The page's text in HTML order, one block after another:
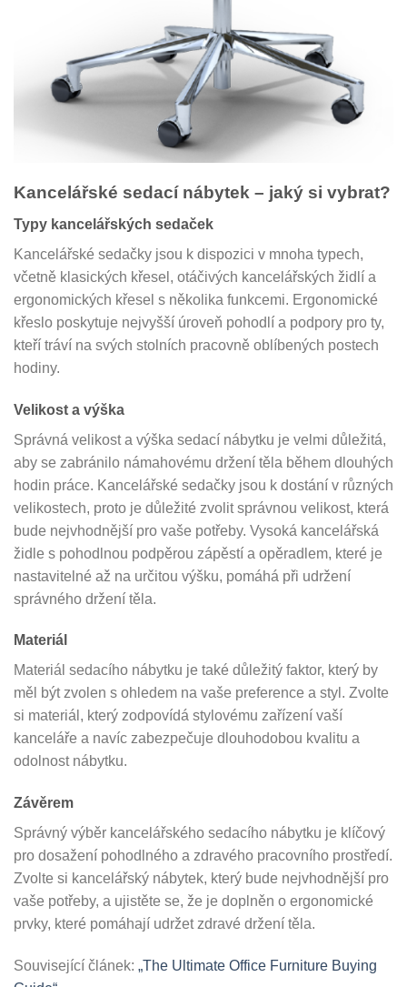
Kancelářské sedací nábytek – jaký si vybrat?
Typy kancelářských sedaček
Kancelářské sedačky jsou k dispozici v mnoha typech,
včetně klasických křesel, otáčivých kancelářských židlí a
ergonomických křesel s několika funkcemi. Ergonomické
křeslo poskytuje nejvyšší úroveň pohodlí a podpory pro ty,
kteří tráví na svých stolních pracovně oblíbených postech
hodiny.
Velikost a výška
Správná velikost a výška sedací nábytku je velmi důležitá,
aby se zabránilo námahovému držení těla během dlouhých
hodin práce. Kancelářské sedačky jsou k dostání v různých
velikostech, proto je důležité zvolit správnou velikost, která
bude nejvhodnější pro vaše potřeby. Vysoká kancelářská
židle s pohodlnou podpěrou zápěstí a opěradlem, které je
nastavitelné až na určitou výšku, pomáhá při udržení
správného držení těla.
Materiál
Materiál sedacího nábytku je také důležitý faktor, který by
měl být zvolen s ohledem na vaše preference a styl. Zvolte
si materiál, který zodpovídá stylovému zařízení vaší
kanceláře a navíc zabezpečuje dlouhodobou kvalitu a
odolnost nábytku.
Závěrem
Správný výběr kancelářského sedacího nábytku je klíčový
pro dosažení pohodlného a zdravého pracovního prostředí.
Zvolte si kancelářský nábytek, který bude nejvhodnější pro
vaše potřeby, a ujistěte se, že je doplněn o ergonomické
prvky, které pomáhají udržet zdravé držení těla.
Související článek: „The Ultimate Office Furniture Buying